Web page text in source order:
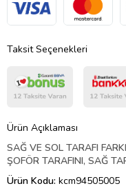
Taksit Seçenekleri
Ürün Açıklaması
SAĞ VE SOL TARAFI
ŞOFÖR TARAFINI, SAĞ
Ürün Kodu: kcm94505005